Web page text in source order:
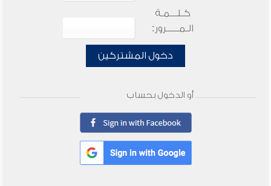
كـلـــمـة
الـمـــــرور:
دخول المشتركين
أو الدخول بحساب